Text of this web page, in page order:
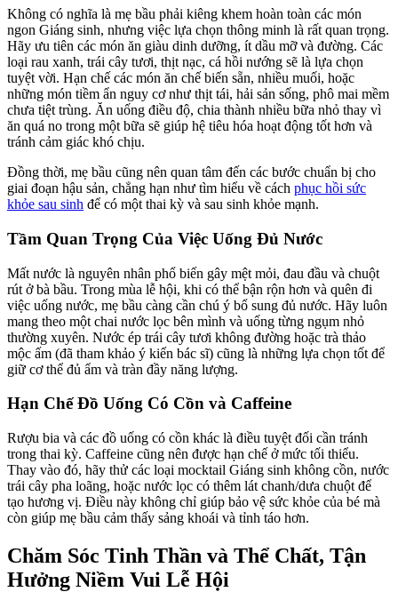
Không có nghĩa là mẹ bầu phải kiêng khem hoàn toàn các món
ngon Giáng sinh, nhưng việc lựa chọn thông minh là rất quan trọng.
Hãy ưu tiên các món ăn giàu dinh dưỡng, ít dầu mỡ và đường. Các
loại rau xanh, trái cây tươi, thịt nạc, cá hồi nướng sẽ là lựa chọn
tuyệt vời. Hạn chế các món ăn chế biến sẵn, nhiều muối, hoặc
những món tiềm ẩn nguy cơ như thịt tái, hải sản sống, phô mai mềm
chưa tiệt trùng. Ăn uống điều độ, chia thành nhiều bữa nhỏ thay vì
ăn quá no trong một bữa sẽ giúp hệ tiêu hóa hoạt động tốt hơn và
tránh cảm giác khó chịu.
Đồng thời, mẹ bầu cũng nên quan tâm đến các bước chuẩn bị cho
giai đoạn hậu sản, chẳng hạn như tìm hiểu về cách phục hồi sức
khỏe sau sinh để có một thai kỳ và sau sinh khỏe mạnh.
Tầm Quan Trọng Của Việc Uống Đủ Nước
Mất nước là nguyên nhân phổ biến gây mệt mỏi, đau đầu và chuột
rút ở bà bầu. Trong mùa lễ hội, khi có thể bận rộn hơn và quên đi
việc uống nước, mẹ bầu càng cần chú ý bổ sung đủ nước. Hãy luôn
mang theo một chai nước lọc bên mình và uống từng ngụm nhỏ
thường xuyên. Nước ép trái cây tươi không đường hoặc trà thảo
mộc ấm (đã tham khảo ý kiến bác sĩ) cũng là những lựa chọn tốt để
giữ cơ thể đủ ẩm và tràn đầy năng lượng.
Hạn Chế Đồ Uống Có Cồn và Caffeine
Rượu bia và các đồ uống có cồn khác là điều tuyệt đối cần tránh
trong thai kỳ. Caffeine cũng nên được hạn chế ở mức tối thiểu.
Thay vào đó, hãy thử các loại mocktail Giáng sinh không cồn, nước
trái cây pha loãng, hoặc nước lọc có thêm lát chanh/dưa chuột để
tạo hương vị. Điều này không chỉ giúp bảo vệ sức khỏe của bé mà
còn giúp mẹ bầu cảm thấy sảng khoái và tỉnh táo hơn.
Chăm Sóc Tinh Thần và Thể Chất, Tận
Hưởng Niềm Vui Lễ Hội